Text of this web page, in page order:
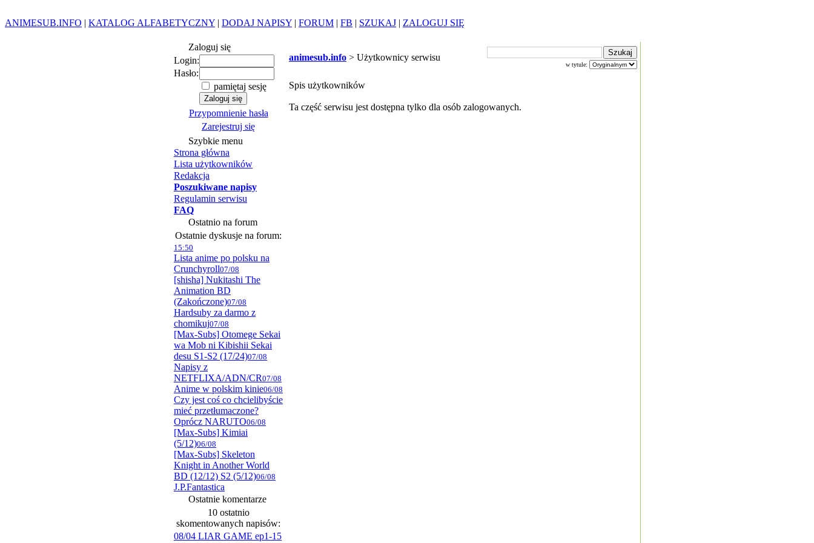
ANIMESUB.INFO | KATALOG ALFABETYCZNY | DODAJ NAPISY | FORUM | FB | SZUKAJ | ZALOGUJ SIĘ
Zaloguj się
Login:
Hasło:
pamiętaj sesję
Przypomnienie hasła
Zarejestruj się
Szybkie menu
Strona główna
Lista użytkowników
Redakcja
Poszukiwane napisy
Regulamin serwisu
FAQ
Ostatnio na forum
Ostatnie dyskusje na forum:
15:50
Lista anime po polsku na
Crunchyroll07/08
[shisha] Nukitashi The
Animation BD
(Zakończone)07/08
Hardsuby za darmo z
chomikuj07/08
[Max-Subs] Otomege Sekai
wa Mob ni Kibishii Sekai
desu S1-S2 (17/24)07/08
Napisy z
NETFLIXA/ADN/CR07/08
Anime w polskim kinie06/08
Czy jest coś co chcielibyście
mieć przetłumaczone?
Oprócz NARUTO06/08
[Max-Subs] Kimiai
(5/12)06/08
[Max-Subs] Skeleton
Knight in Another World
BD (12/12) S2 (5/12)06/08
J.P.Fantastica
Ostatnie komentarze
10 ostatnio
skomentowanych napisów:
08/04 LIAR GAME ep1-15
animesub.info > Użytkownicy serwisu
w tytule:
Spis użytkowników
Ta część serwisu jest dostępna tylko dla osób zalogowanych.